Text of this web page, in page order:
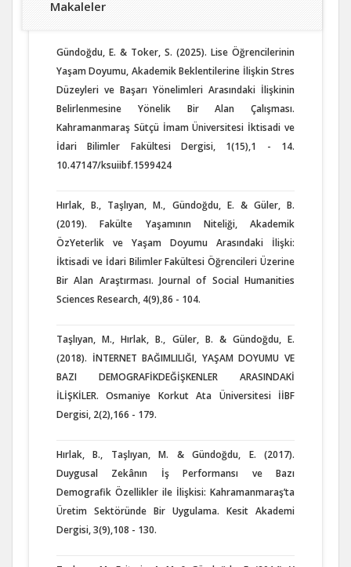
Makaleler
Gündoğdu, E. & Toker, S. (2025). Lise Öğrencilerinin
Yaşam Doyumu, Akademik Beklentilerine İlişkin Stres
Düzeyleri ve Başarı Yönelimleri Arasındaki İlişkinin
Belirlenmesine Yönelik Bir Alan Çalışması.
Kahramanmaraş Sütçü İmam Üniversitesi İktisadi ve
İdari Bilimler Fakültesi Dergisi, 1(15),1 - 14.
10.47147/ksuiibf.1599424
Hırlak, B., Taşlıyan, M., Gündoğdu, E. & Güler, B.
(2019). Fakülte Yaşamının Niteliği, Akademik
ÖzYeterlik ve Yaşam Doyumu Arasındaki İlişki:
İktisadi ve İdari Bilimler Fakültesi Öğrencileri Üzerine
Bir Alan Araştırması. Journal of Social Humanities
Sciences Research, 4(9),86 - 104.
Taşlıyan, M., Hırlak, B., Güler, B. & Gündoğdu, E.
(2018). İNTERNET BAĞIMLILIĞI, YAŞAM DOYUMU VE
BAZI DEMOGRAFİKDEĞİŞKENLER ARASINDAKİ
İLİŞKİLER. Osmaniye Korkut Ata Üniversitesi İİBF
Dergisi, 2(2),166 - 179.
Hırlak, B., Taşlıyan, M. & Gündoğdu, E. (2017).
Duygusal Zekânın İş Performansı ve Bazı
Demografik Özellikler ile İlişkisi: Kahramanmaraş’ta
Üretim Sektöründe Bir Uygulama. Kesit Akademi
Dergisi, 3(9),108 - 130.